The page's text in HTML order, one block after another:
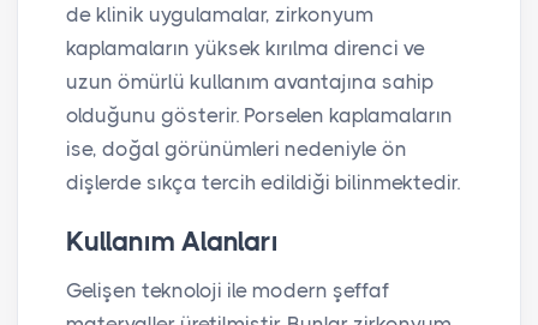
de klinik uygulamalar, zirkonyum
kaplamaların yüksek kırılma direnci ve
uzun ömürlü kullanım avantajına sahip
olduğunu gösterir. Porselen kaplamaların
ise, doğal görünümleri nedeniyle ön
dişlerde sıkça tercih edildiği bilinmektedir.
Kullanım Alanları
Gelişen teknoloji ile modern şeffaf